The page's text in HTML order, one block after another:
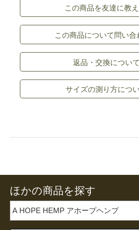
この商品を友達に教
この商品について問い合
返品・交換について
サイズの測り方につ
ほかの商品を探す